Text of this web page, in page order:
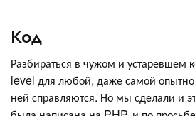
Код
Разбираться в чужом и устаревшем
level для любой, даже самой
ней справляются. Но мы сделали и